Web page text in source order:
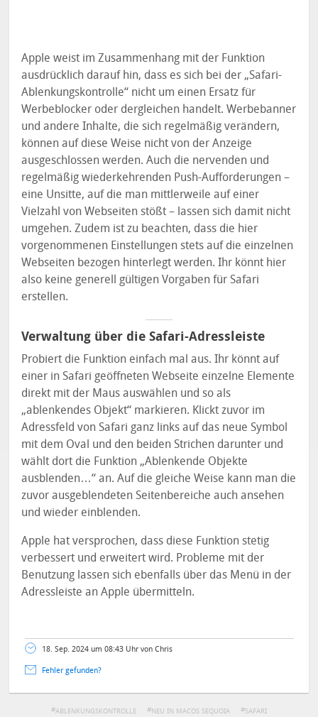
Apple weist im Zusammenhang mit der Funktion
ausdrücklich darauf hin, dass es sich bei der „Safari-
Ablenkungskontrolle“ nicht um einen Ersatz für
Werbeblocker oder dergleichen handelt. Werbebanner
und andere Inhalte, die sich regelmäßig verändern,
können auf diese Weise nicht von der Anzeige
ausgeschlossen werden. Auch die nervenden und
regelmäßig wiederkehrenden Push-Aufforderungen –
eine Unsitte, auf die man mittlerweile auf einer
Vielzahl von Webseiten stößt – lassen sich damit nicht
umgehen. Zudem ist zu beachten, dass die hier
vorgenommenen Einstellungen stets auf die einzelnen
Webseiten bezogen hinterlegt werden. Ihr könnt hier
also keine generell gültigen Vorgaben für Safari
erstellen.
Verwaltung über die Safari-Adressleiste
Probiert die Funktion einfach mal aus. Ihr könnt auf
einer in Safari geöffneten Webseite einzelne Elemente
direkt mit der Maus auswählen und so als
„ablenkendes Objekt“ markieren. Klickt zuvor im
Adressfeld von Safari ganz links auf das neue Symbol
mit dem Oval und den beiden Strichen darunter und
wählt dort die Funktion „Ablenkende Objekte
ausblenden…“ an. Auf die gleiche Weise kann man die
zuvor ausgeblendeten Seitenbereiche auch ansehen
und wieder einblenden.
Apple hat versprochen, dass diese Funktion stetig
verbessert und erweitert wird. Probleme mit der
Benutzung lassen sich ebenfalls über das Menü in der
Adressleiste an Apple übermitteln.
18. Sep. 2024 um 08:43 Uhr von Chris
Fehler gefunden?
ABLENKUNGSKONTROLLE NEU IN MACOS SEQUOIA SAFARI